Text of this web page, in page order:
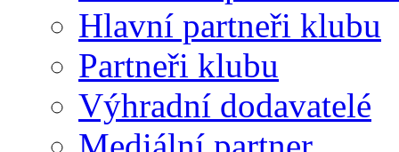
Hlavní partneři klubu
Partneři klubu
Výhradní dodavatelé